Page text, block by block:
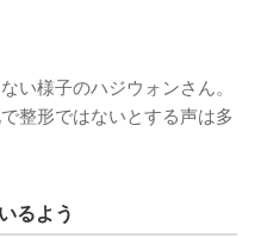
い様子のハジウォンさん。
整形ではないとする声は多
るよう